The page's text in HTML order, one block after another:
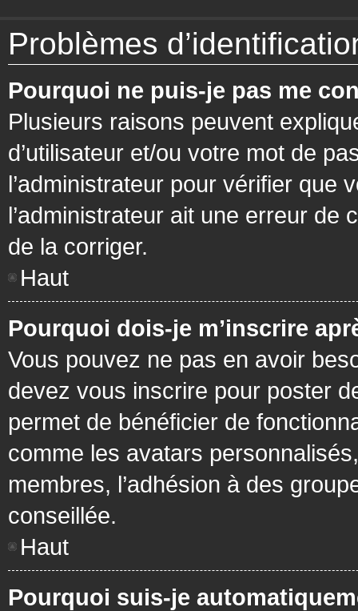
Problèmes
Pourquoi ne puis-je pas me
Plusieurs raisons peuvent
d’utilisateur et/ou votre mot de
l’administrateur pour vérifier que
l’administrateur ait une erreur de
de la corriger.
Haut
Pourquoi dois-je m’inscrire
Vous pouvez ne pas en avoir
devez vous inscrire pour poster
permet de bénéficier de
comme les avatars
membres, l’adhésion à des
conseillée.
Haut
Pourquoi suis-je